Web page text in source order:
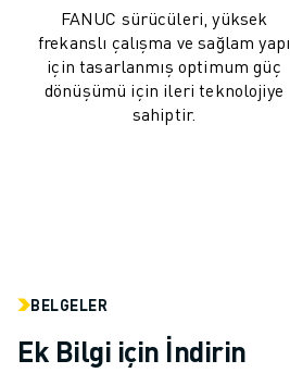
FANUC HAKKINDA
FANUC HAKKINDA
AVRUPA'DA FANUC
LOKASYONLARIMIZ
LOKASYONLAR
KÜNYE
FANUC sürücüleri, yüksek
frekanslı çalışma ve sağlam yapı
için tasarlanmış optimum güç
dönüşümü için ileri teknolojiye
sahiptir.
BELGELER
Ek Bilgi için İndirin